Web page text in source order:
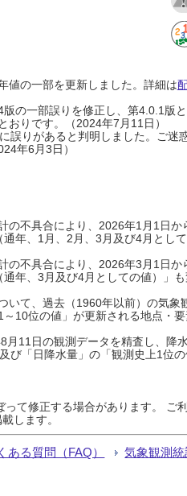
値の一部を更新しました。詳細は
の一部誤りを修正し、第4.0.1版
おりです。（2024年7月11日）
誤りがあると判明しました。ご迷
年6月3日）
の不具合により、2026年1月1日
年、1月、2月、3月及び4月とし
の不具合により、2026年3月1日
年、3月及び4月としての値）」
いて、過去（1960年以前）の気
10位の値」が更新される地点・
11日の観測データを精査し、降
び「日降水量」の「観測史上1位
て修正する場合があります。 ご
します。
ある質問（FAQ） 気象観測統